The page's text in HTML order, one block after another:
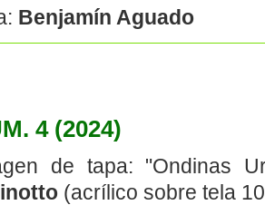
Benjamín Aguado
4 (2024)
de tapa: "Ondinas
(acrílico sobre tela